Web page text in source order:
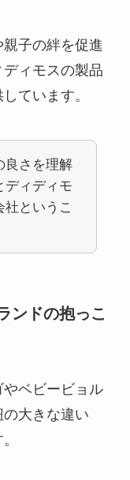
子の絆を促進
ィモスの製品
ています。
良さを理解
ディディモ
というこ
ンドの抱っこ
ベビービョル
大きな違い